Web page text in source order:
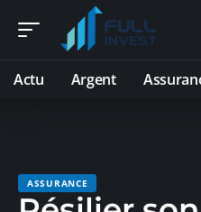
Actu Argent
ASSURANCE